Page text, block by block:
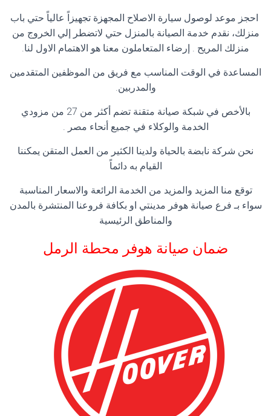
احجز موعد لوصول سيارة الاصلاح المجهزة تجهيزاً عالياً حتي باب
منزلك، نقدم خدمة الصيانة بالمنزل حتي لاتضطر إلي الخروج من
منزلك المريح . إرضاء المتعاملون معنا هو الاهتمام الاول لنا.
المساعدة في الوقت المناسب مع فريق من الموظفين المتقدمين
والمدربين.
بالأخص في شبكة صيانة متقنة تضم أكثر من 27 من مزودي
الخدمة والوكلاء في جميع أنحاء مصر .
نحن شركة نابضة بالحياة ولدينا الكثير من العمل المتقن يمكننا
القيام به دائماً
توقع منا المزيد والمزيد من الخدمة الرائعة والاسعار المناسبة
سواء بـ فرع صيانة هوفر مدينتي او بكافة فروعنا المنتشرة بالمدن
والمناطق الرئيسية
ضمان صيانة هوفر محطة الرمل